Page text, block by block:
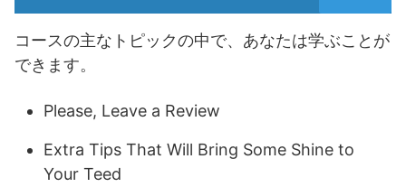
コースの主なトピックの中で、あなたは学ぶことが
できます。
Please, Leave a Review
Extra Tips That Will Bring Some Shine to
Your Teed